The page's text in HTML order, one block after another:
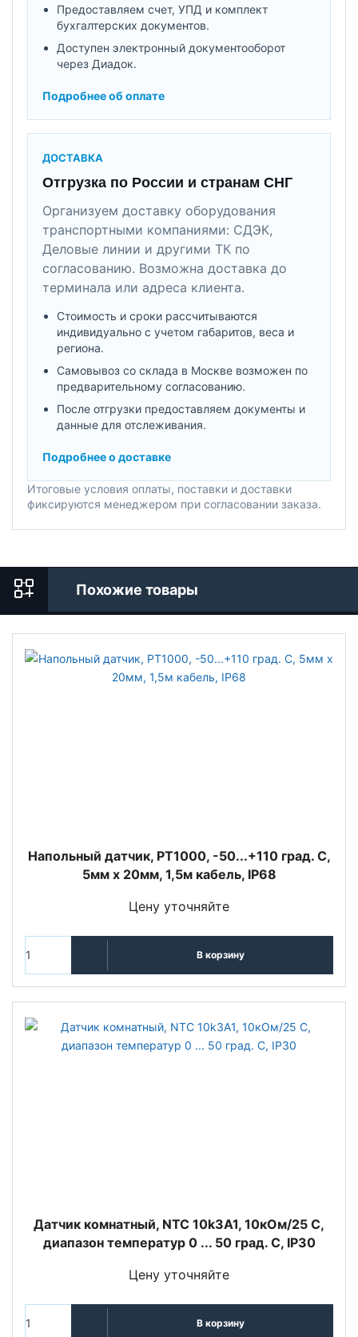
Предоставляем счет, УПД и комплект
бухгалтерских документов.
Доступен электронный документооборот
через Диадок.
Подробнее об оплате
ДОСТАВКА
Отгрузка по России и странам СНГ
Организуем доставку оборудования
транспортными компаниями: СДЭК,
Деловые линии и другими ТК по
согласованию. Возможна доставка до
терминала или адреса клиента.
Стоимость и сроки рассчитываются
индивидуально с учетом габаритов, веса и
региона.
Самовывоз со склада в Москве возможен по
предварительному согласованию.
После отгрузки предоставляем документы и
данные для отслеживания.
Подробнее о доставке
Итоговые условия оплаты, поставки и доставки
фиксируются менеджером при согласовании заказа.
Похожие товары
Напольный датчик, PT1000, -50...+110 град. C,
5мм x 20мм, 1,5м кабель, IP68
Цену уточняйте
В корзину
Датчик комнатный, NTC 10k3A1, 10кOм/25 С,
диапазон температур 0 ... 50 град. C, IP30
Цену уточняйте
В корзину